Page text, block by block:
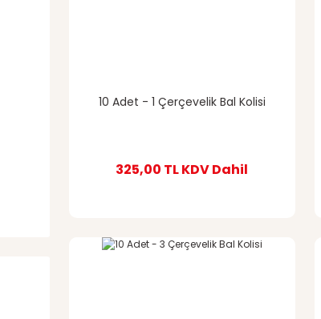
10 Adet - 1 Çerçevelik Bal Kolisi
325,00 TLKDV Dahil